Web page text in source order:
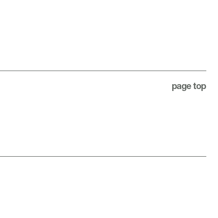
page top